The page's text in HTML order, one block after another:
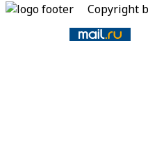
Copyright